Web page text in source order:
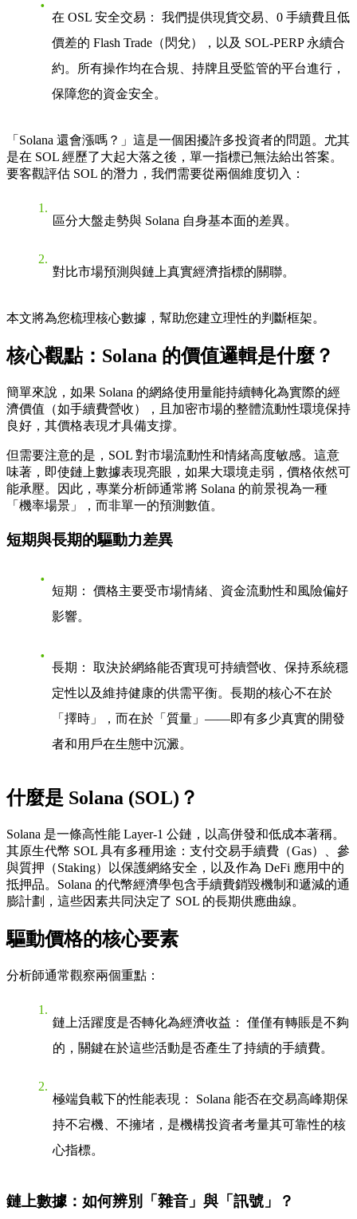
在 OSL 安全交易：
我們提供現貨交易、0 手續費且低
價差的 Flash Trade（閃兌） ，以及 SOL-PERP 永續合
約。所有操作均在合規、持牌且受監管的平台進行，
保障您的資金安全。
「Solana 還會漲嗎？」這是一個困擾許多投資者的問題。尤其
是在 SOL 經歷了大起大落之後，單一指標已無法給出答案。
要客觀評估 SOL 的潛力，我們需要從兩個維度切入：
區分大盤走勢與 Solana 自身基本面的差異。
對比市場預測與鏈上真實經濟指標的關聯。
本文將為您梳理核心數據，幫助您建立理性的判斷框架。
核心觀點：Solana 的價值邏輯是什麼？
簡單來說，如果 Solana 的網絡使用量能持續轉化為實際的經
濟價值（如手續費營收），且加密市場的整體流動性環境保持
良好，其價格表現才具備支撐。
但需要注意的是，SOL 對市場流動性和情緒高度敏感。這意
味著，即使鏈上數據表現亮眼，如果大環境走弱，價格依然可
能承壓。因此，專業分析師通常將 Solana 的前景視為一種
「機率場景」，而非單一的預測數值。
短期與長期的驅動力差異
短期：
價格主要受市場情緒、資金流動性和風險偏好
影響。
長期：
取決於網絡能否實現可持續營收、保持系統穩
定性以及維持健康的供需平衡。長期的核心不在於
「擇時」，而在於「質量」——即有多少真實的開發
者和用戶在生態中沉澱。
什麼是 Solana (SOL)？
Solana 是一條高性能 Layer-1 公鏈，以高併發和低成本著稱。
其原生代幣 SOL 具有多種用途：支付交易手續費（Gas）、參
與質押（Staking）以保護網絡安全，以及作為 DeFi 應用中的
抵押品。Solana 的代幣經濟學包含手續費銷毀機制 和遞減的通
膨計劃 ，這些因素共同決定了 SOL 的長期供應曲線。
驅動價格的核心要素
分析師通常觀察兩個重點：
鏈上活躍度是否轉化為經濟收益：
僅僅有轉賬是不夠
的，關鍵在於這些活動是否產生了持續的手續費。
極端負載下的性能表現：
Solana 能否在交易高峰期保
持不宕機、不擁堵，是機構投資者考量其可靠性的核
心指標。
鏈上數據：如何辨別「雜音」與「訊號」？